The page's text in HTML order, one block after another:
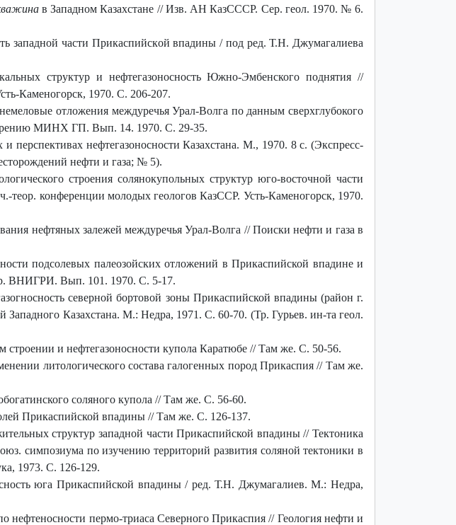
в Западном Казахстане // Изв. АН КазСССР. Сер. геол. 1970. № 6.
западнoй части Прикаспийскoй впадины / под ред. Т.Н. Джумагалиева
структур и нефтегазоносность Южно-Эмбенского поднятия //
Каменогорск, 1970. С. 206-207.
отложения междуречья Урал-Волга по данным сверхглубокого
МИНХ ГП. Вып. 14. 1970. С. 29-35.
перспективах нефтегазоносности Казахстана. М., 1970. 8 с. (Экспресс-
нефти и газа; № 5).
строения солянокупольных структур юго-восточной части
теор. конференции молодых геологов КазССР. Усть-Каменогорск, 1970.
нефтяных залежей междуречья Урал-Волга // Поиски нефти и газа в
подсолевых палеозойских отложений в Прикаспийской впадине и
ВНИГРИ. Вып. 101. 1970. С. 5-17.
северной бортовой зоны Прикаспийской впадины (район г.
Западного Казахстана. М.: Недра, 1971. С. 60-70. (Тр. Гурьев. ин-та геол.
строении и нефтегазоносности купола Каратюбе //Там же. С. 50-56.
литологического состава галогенных пород Прикаспия // Там же.
соляного купола // Там же. С. 56-60.
Прикаспийской впадины // Там же. С. 126-137.
структур западной части Прикаспийской впадины // Тектоника
симпозиума по изучению территорий развития соляной тектоники в
1973. С. 126-129.
юга Прикаспийской впадины / ред. Т.Н. Джумагалиев. М.: Недра,
нефтеносности пермо-триаса Северного Прикаспия // Геология нефти и